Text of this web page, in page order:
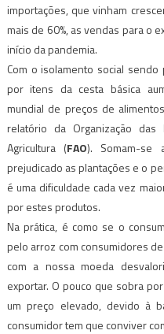
importações, que vinham
mais de 60%, as vendas para o
início da pandemia.
Com o isolamento social
por itens da cesta básica
mundial de preços de
relatório da Organização das
Agricultura (FAO). Somam-se
prejudicado as plantações e o
é uma dificuldade cada vez
por estes produtos.
Na prática, é como se o
pelo arroz com consumidores
com a nossa moeda
exportar. O pouco que sobra
um preço elevado, devido à
consumidor tem que conviver